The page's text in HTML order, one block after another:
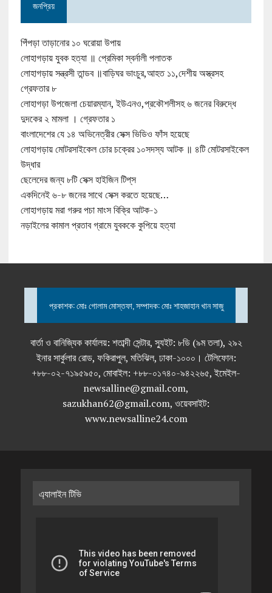
জনপ্রিয়
পিঁপড়া তাড়ানোর ১০ ঘরোয়া উপায়
লোহাগড়ায় যুবক হত্যা ॥ প্রেমিকা স্বর্নালী পলাতক
লোহাগড়ায় সন্ত্রসী তান্ডব ॥বাড়িঘর ভাংচুর,আহত ১১,দেশীয় অস্ত্রসহ
গ্রেফতার ৮
লোহাগড়া উপজেলা চেয়ারম্যান, ইউএনও,প্রকৌশলীসহ ৬ জনের বিরুদ্ধে
দুদকের ২ মামলা । গ্রেফতার ১
বাংলাদেশের যে ১৪ অভিনেত্রীর সেক্স ভিডিও ফাঁস হয়েছে
লোহাগড়ায় মোটরসাইকেল চোর চক্রের ১০সদস্য আটক ॥ ৪টি মোটরসাইকেল
উদ্ধার
ছেলেদের জন্য ৮টি সেক্স হাইজিন টিপ্‌স
একদিনেই ৬-৮ জনের সাথে সেক্স করতে হয়েছে…
লোহাগড়ায় মরা গরুর পচা মাংস বিক্রি আটক-১
নড়াইলের কামাল প্রতাব গ্রামে যুবককে কুপিয়ে হত্যা
প্রকাশক: মোঃ গোলাম মোস্তফা, সম্পাদক: মোঃ শাহজাহান খান সাজু
বার্তা ও বানিজ্যিক কার্যালয়: শতাব্দী সেন্টার, স্যুইট: ৮ডি (৯ম তলা), ২৯২
ইনার সার্কুলার রোড, ফকিরাপুল, মতিঝিল, ঢাকা-১০০০। টেলিফোন:
+৮৮-০২-৭১৯৫৯৫০, মোবাইল: +৮৮-০১৭৪০-৯৪২২৬৫, ইমেইল-
newsalline@gmail.com,
sazukhan62@gmail.com, ওয়েবসাইট:
www.newsalline24.com
এ্যালাইন টিভি